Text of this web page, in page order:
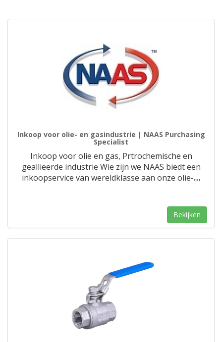
Inkoop voor olie- en gasindustrie | NAAS Purchasing
Specialist
Inkoop voor olie en gas, Prtrochemische en
geallieerde industrie Wie zijn we NAAS biedt een
inkoopservice van wereldklasse aan onze olie-…
Bekijken